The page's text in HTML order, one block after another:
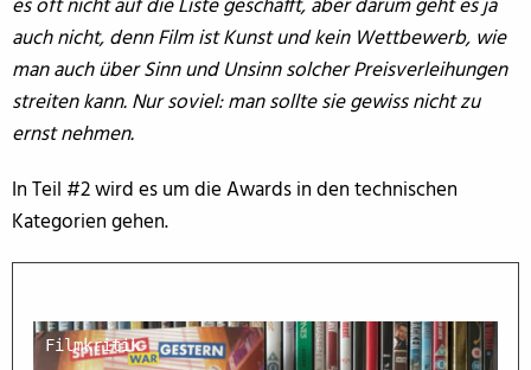
es oft nicht auf die Liste geschafft, aber darum geht es ja
auch nicht, denn Film ist Kunst und kein Wettbewerb, wie
man auch über Sinn und Unsinn solcher Preisverleihungen
streiten kann. Nur soviel: man sollte sie gewiss nicht zu
ernst nehmen.
In Teil #2 wird es um die Awards in den technischen
Kategorien gehen.
Filmkritik